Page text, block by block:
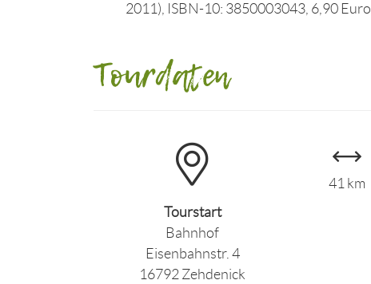
2011), ISBN-10: 3850003043, 6,90 Euro
Tourdaten
Tourstart
Bahnhof
Eisenbahnstr. 4
16792 Zehdenick
41 km